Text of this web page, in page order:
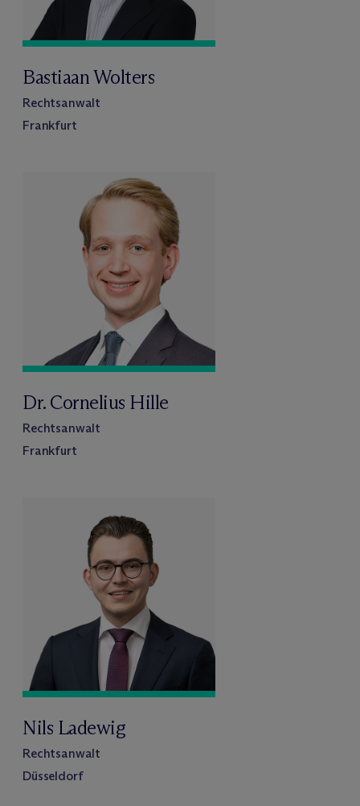
Bastiaan Wolters
Rechtsanwalt
Frankfurt
Dr. Cornelius Hille
Rechtsanwalt
Frankfurt
Nils Ladewig
Rechtsanwalt
Düsseldorf